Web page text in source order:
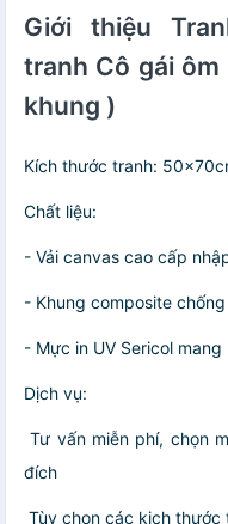
Giới thiệu
tranh Cô gái
khung )
Kích thước tranh:
Chất liệu:
- Vải canvas cao cấp
- Khung composite
- Mực in UV Sericol
Dịch vụ:
Tư vấn miễn phí, chọn
đích
Tùy chọn các kich